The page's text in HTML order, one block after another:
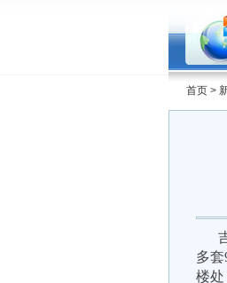
首页 >
多套
楼处